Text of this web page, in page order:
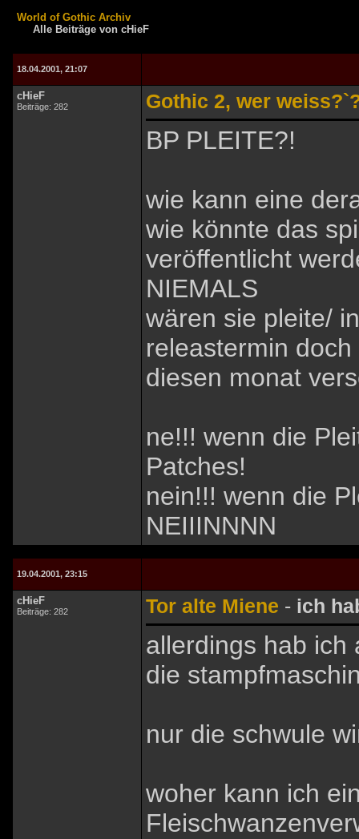
World of Gothic Archiv
Alle Beiträge von cHieF
18.04.2001, 21:07
cHieF
Beiträge: 282 Gothic 2, wer
BP PLEITE?!
wie kann eine
wie könnte das
veröffentlicht
NIEMALS
wären sie pleite/
releastermin
diesen monat
ne!!! wenn die
Patches!
nein!!! wenn die
NEIIINNNN
19.04.2001, 23:15
cHieF
Beiträge: 282 Tor alte Miene - ich
allerdings hab ich
die
nur die schwule
woher kann ich